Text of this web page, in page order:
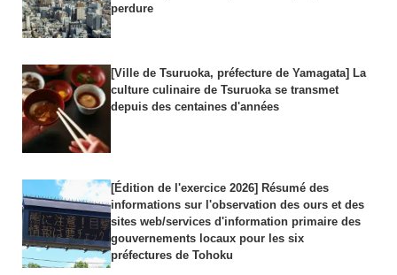
perdure
[Ville de Tsuruoka, préfecture de Yamagata] La
culture culinaire de Tsuruoka se transmet
depuis des centaines d'années
[Édition de l'exercice 2026] Résumé des
informations sur l'observation des ours et des
sites web/services d'information primaire des
gouvernements locaux pour les six
préfectures de Tohoku